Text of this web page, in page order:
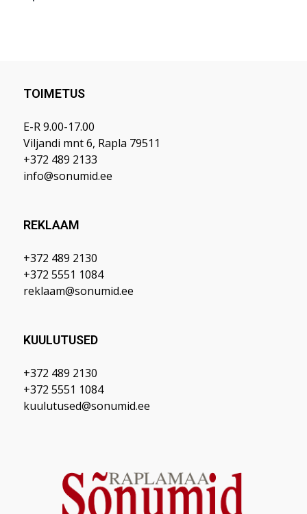
TOIMETUS
E-R 9.00-17.00
Viljandi mnt 6, Rapla 79511
+372 489 2133
info@sonumid.ee
REKLAAM
+372 489 2130
+372 5551 1084
reklaam@sonumid.ee
KUULUTUSED
+372 489 2130
+372 5551 1084
kuulutused@sonumid.ee